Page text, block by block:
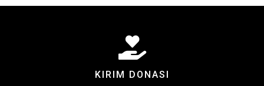
KIRIM DONASI